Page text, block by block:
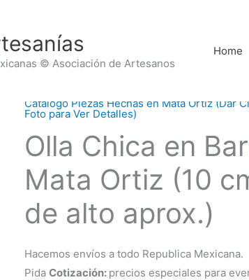
© Asociación de Artesanos
Home
Catálogo Piezas Hechas en Mata Ortiz (Dar
Foto para Ver Detalles)
Olla Chica en
Mata Ortiz (10
de alto aprox.)
Hacemos envíos a todo Republica Mexicana.
Pida Cotización: precios especiales para